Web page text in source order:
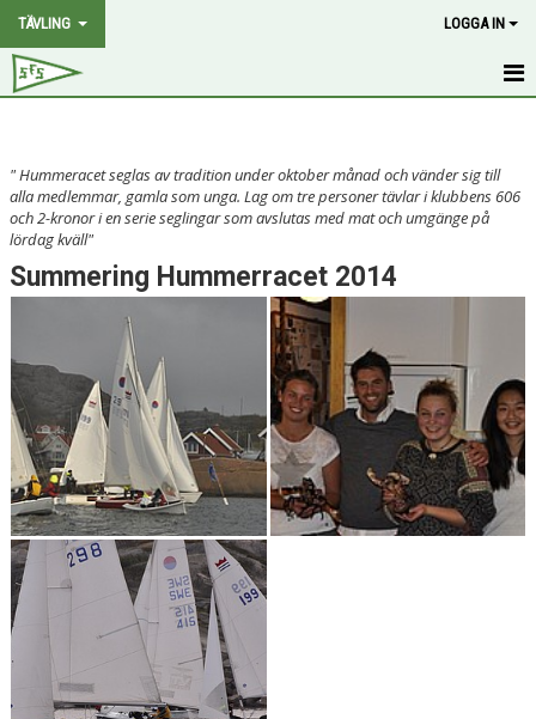
TÄVLING LOGGA IN
NYHETER
2.4 MR RANK
SOTEPOKALEN
PÅSKDAGSRACET
GRÖTÖ-CUP
POÄNGSEGLING
SÖÖ-RACE
HUMMERRACET
2017
" Hummeracet seglas av tradition under oktober månad och vänder sig till
alla medlemmar, gamla som unga. Lag om tre personer tävlar i klubbens 606
och 2-kronor i en serie seglingar som avslutas med mat och umgänge på
lördag kväll"
Summering Hummerracet 2014